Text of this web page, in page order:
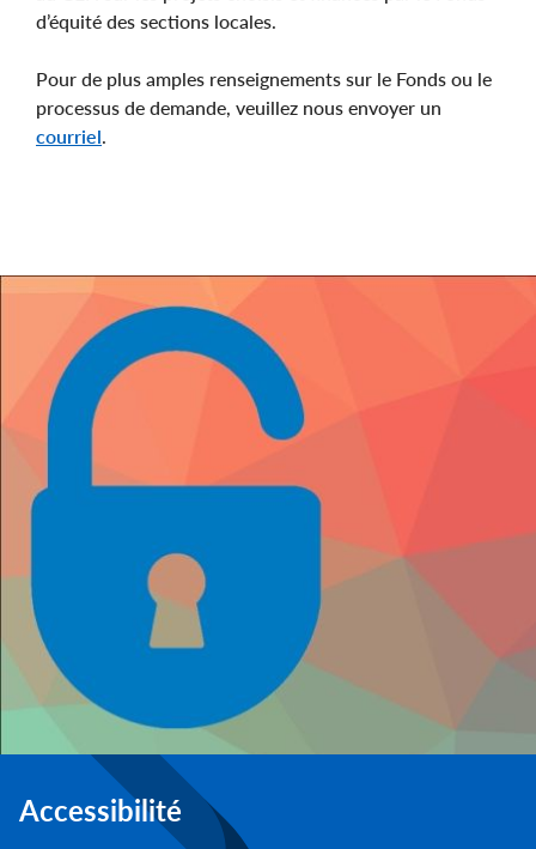
d’équité des sections locales.
Pour de plus amples renseignements sur le Fonds ou le
processus de demande, veuillez nous envoyer un
courriel.
Accessibilité